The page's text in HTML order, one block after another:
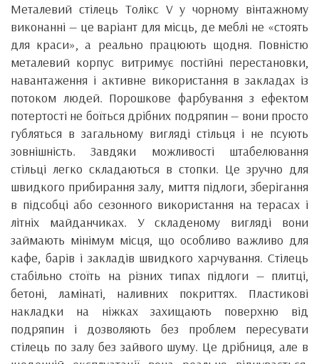
Металевий стілець Толікс V у чорному вінтажному
виконанні — це варіант для місць, де меблі не «стоять
для краси», а реально працюють щодня. Повністю
металевий корпус витримує постійні перестановки,
навантаження і активне використання в закладах із
потоком людей. Порошкове фарбування з ефектом
потертості не боїться дрібних подряпин — вони просто
губляться в загальному вигляді стільця і не псують
зовнішність. Завдяки можливості штабелювання
стільці легко складаються в стопки. Це зручно для
швидкого прибирання залу, миття підлоги, зберігання
в підсобці або сезонного використання на терасах і
літніх майданчиках. У складеному вигляді вони
займають мінімум місця, що особливо важливо для
кафе, барів і закладів швидкого харчування. Стілець
стабільно стоїть на різних типах підлоги — плитці,
бетоні, ламінаті, наливних покриттях. Пластикові
накладки на ніжках захищають поверхню від
подряпин і дозволяють без проблем пересувати
стілець по залу без зайвого шуму. Це дрібниця, але в